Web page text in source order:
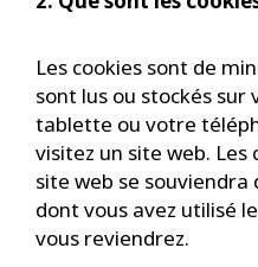
Les cookies sont de
sont lus ou stockés
tablette ou votre
visitez un site web. Les
site web se souviendra
dont vous avez utilisé
vous reviendrez.